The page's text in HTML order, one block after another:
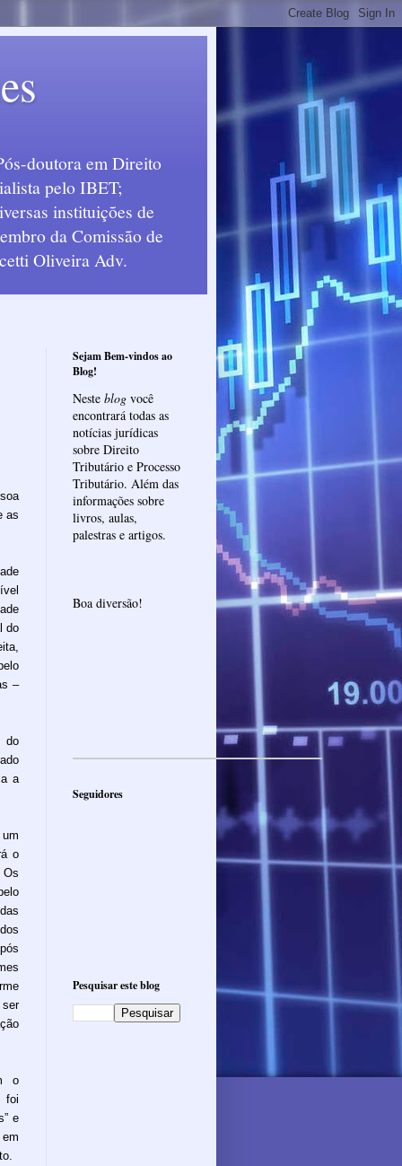
doutora em Direito
pelo IBET;
instituições de
da Comissão de
Oliveira Adv.
as
do
–
do
a
o
o
foi
e
Sejam Bem-vindos ao
Blog!
Neste blog você
encontrará todas as
notícias jurídicas
sobre Direito
Tributário e Processo
Tributário. Além das
informações sobre
livros, aulas,
palestras e artigos.
Boa diversão!
Seguidores
Pesquisar este blog